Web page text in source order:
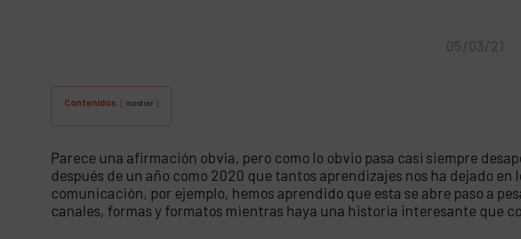
Contenidos mostrar
Parece una afirmación obvia, pero como lo obvio pasa casi siempre
después de un año como 2020 que tantos aprendizajes nos ha dejado
comunicación, por ejemplo, hemos aprendido que esta se abre paso a
canales, formas y formatos mientras haya una historia interesante que